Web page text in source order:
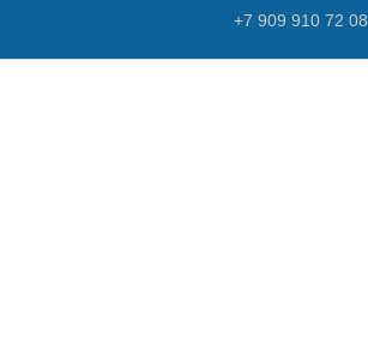
+7 909 910 72 08